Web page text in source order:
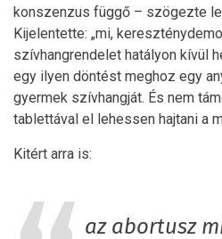
konszenzus függő – szögezte le
Kijelentette: „mi,
szívhangrendelet hatályon kívül
egy ilyen döntést meghoz egy
gyermek szívhangját. És nem
tablettával el lehessen hajtani a
Kitért arra is:
az abortusz